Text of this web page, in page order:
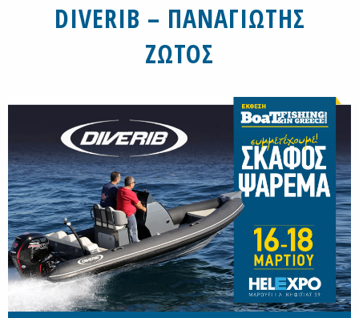
DIVERIB – ΠΑΝΑΓΙΩΤΗΣ
ΖΩΤΟΣ